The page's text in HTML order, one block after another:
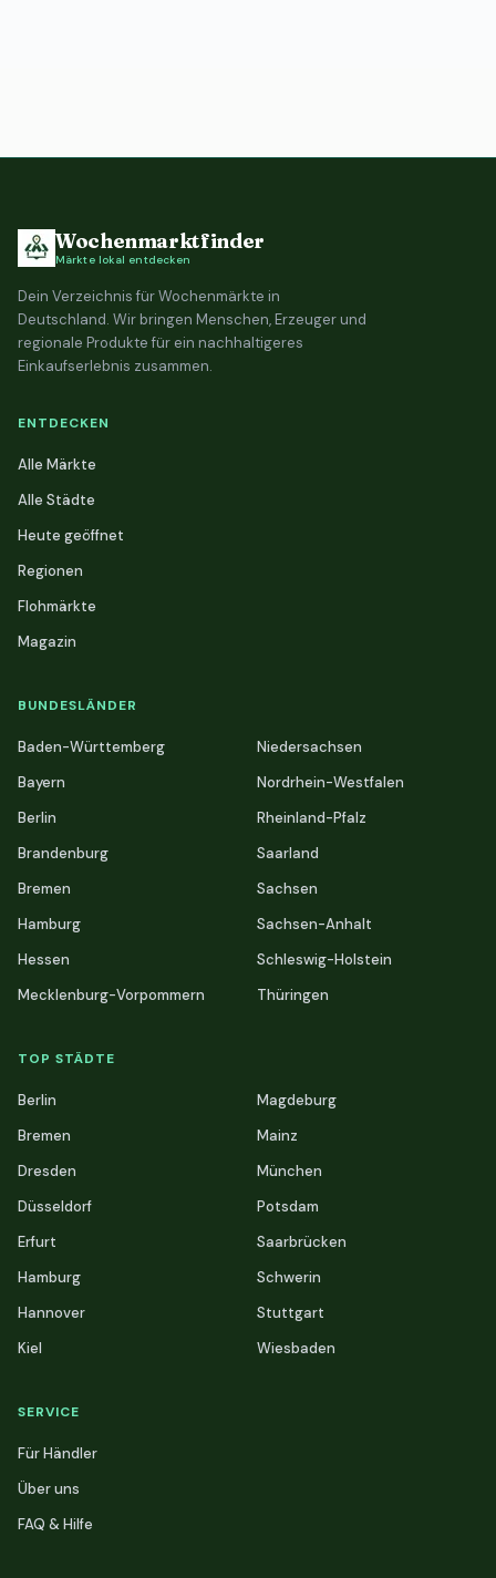
Wochenmarktfinder
Märkte lokal entdecken
Dein Verzeichnis für Wochenmärkte in
Deutschland. Wir bringen Menschen, Erzeuger und
regionale Produkte für ein nachhaltigeres
Einkaufserlebnis zusammen.
ENTDECKEN
Alle Märkte
Alle Städte
Heute geöffnet
Regionen
Flohmärkte
Magazin
BUNDESLÄNDER
Baden-Württemberg
Bayern
Berlin
Brandenburg
Bremen
Hamburg
Hessen
Mecklenburg-Vorpommern
Niedersachsen
Nordrhein-Westfalen
Rheinland-Pfalz
Saarland
Sachsen
Sachsen-Anhalt
Schleswig-Holstein
Thüringen
TOP STÄDTE
Berlin
Bremen
Dresden
Düsseldorf
Erfurt
Hamburg
Hannover
Kiel
Magdeburg
Mainz
München
Potsdam
Saarbrücken
Schwerin
Stuttgart
Wiesbaden
SERVICE
Für Händler
Über uns
FAQ & Hilfe